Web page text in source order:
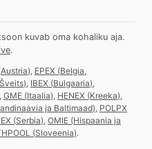
kuvab oma kohaliku aja.
.
Austria) EPEX (Belgia,
) IBEX (Bulgaaria)
GME (Itaalia) HENEX (Kreeka)
ja Baltimaad) POLPX
(Serbia) OMIE (Hispaania ja
(Sloveenia).